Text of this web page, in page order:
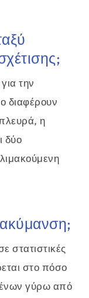
την
διαφέρουν
η
δύο
στατιστικές
στο πόσο
γύρω από